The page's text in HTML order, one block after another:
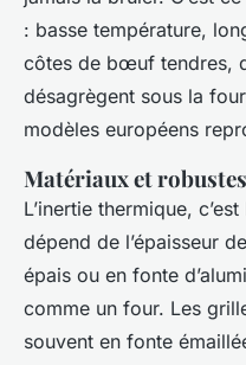
: basse température,
côtes de bœuf tendres,
désagrègent sous la
modèles européens
Matériaux et
L’inertie thermique,
dépend de l’épaisseur
épais ou en fonte
comme un four. Les
souvent en fonte